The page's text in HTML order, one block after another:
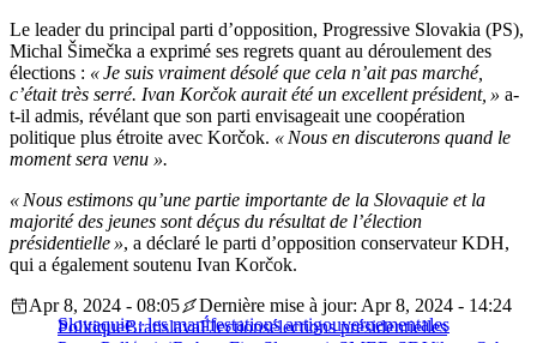
Le leader du principal parti d’opposition, Progressive Slovakia (PS),
Michal Šimečka a exprimé ses regrets quant au déroulement des
élections : « Je suis vraiment désolé que cela n’ait pas marché,
c’était très serré. Ivan Korčok aurait été un excellent président, » a-
t-il admis, révélant que son parti envisageait une coopération
politique plus étroite avec Korčok. « Nous en discuterons quand le
moment sera venu ».
« Nous estimons qu’une partie importante de la Slovaquie et la
majorité des jeunes sont déçus du résultat de l’élection
présidentielle », a déclaré le parti d’opposition conservateur KDH,
qui a également soutenu Ivan Korčok.
Slovaquie : les manifestations antigouvernementales
Apr 8, 2024 - 08:05
Dernière mise à jour: Apr 8, 2024 - 14:24
PolitiqueBratislavaÉlectionsélections présidentielles